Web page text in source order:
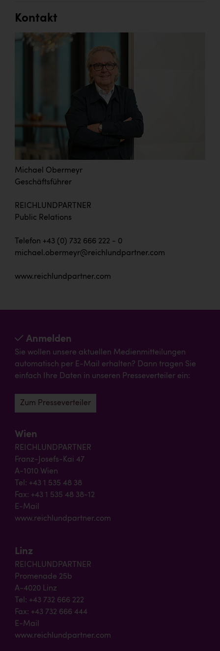
Kontakt
Michael Obermeyr
Geschäftsführer
REICHLUNDPARTNER
Public Relations
Telefon +43 (0) 732 666 222 - 0
michael.obermeyr@reichlundpartner.com
www.reichlundpartner.com
Anmelden
Sie wollen unsere aktuellen Medienmitteilungen
automatisch per E-Mail erhalten? Dann tragen Sie
einfach Ihre Daten in unseren Presseverteiler ein:
Zum Presseverteiler
Wien
REICHLUNDPARTNER
Franz-Josefs-Kai 47
A-1010 Wien
Tel: +43 1 535 48 38
Fax: +43 1 535 48 38-12
E-Mail
www.reichlundpartner.com
Linz
REICHLUNDPARTNER
Promenade 25b
A-4020 Linz
Tel: +43 732 666 222
Fax: +43 732 666 444
E-Mail
www.reichlundpartner.com